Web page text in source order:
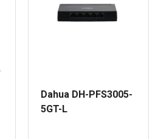
Dahua DH-PFS3005-
5GT-L